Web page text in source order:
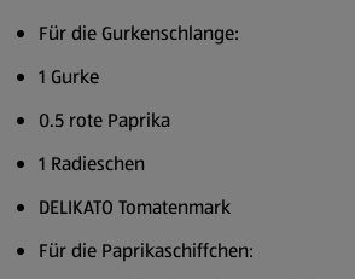
Für die Gurkenschlange:
1 Gurke
0.5 rote Paprika
1 Radieschen
DELIKATO Tomatenmark
Für die Paprikaschiffchen: